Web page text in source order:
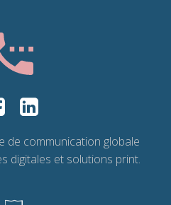
de communication globale
digitales et solutions print.